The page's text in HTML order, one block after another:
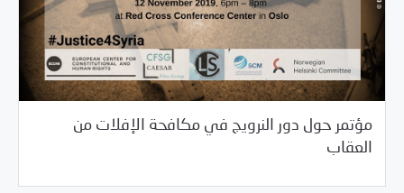
مؤتمر حول دور النرويج في مكافحة الإفلات من
العقاب
11/04/2019 بيانات المركز/ خبر بارز